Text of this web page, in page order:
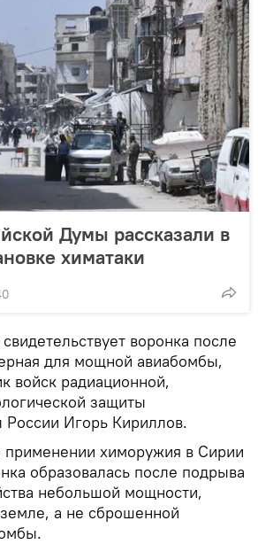
Думы рассказали в
химатаки
воронка после
для мощной авиабомбы,
войск радиационной,
защиты
Игорь Кириллов.
применении химоружия в Сирии
образовалась после подрыва
небольшой мощности,
а не сброшенной